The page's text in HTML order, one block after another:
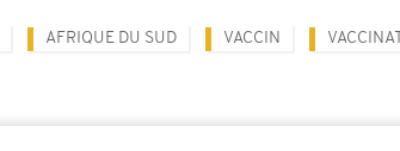
AFRIQUE DU SUD VACCIN